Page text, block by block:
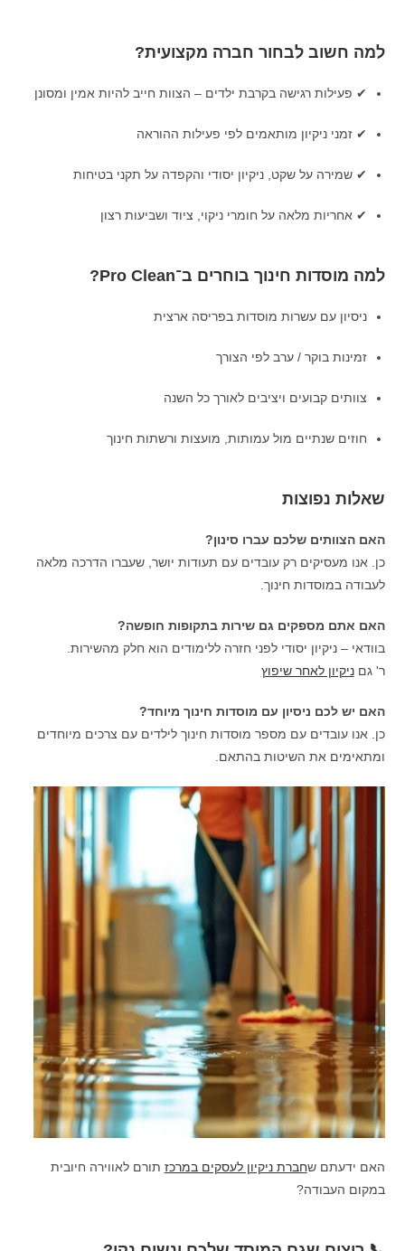
למה חשוב לבחור חברה מקצועית?
✔ פעילות רגישה בקרבת ילדים – הצוות חייב להיות אמין ומסונן
✔ זמני ניקיון מותאמים לפי פעילות ההוראה
✔ שמירה על שקט, ניקיון יסודי והקפדה על תקני בטיחות
✔ אחריות מלאה על חומרי ניקוי, ציוד ושביעות רצון
למה מוסדות חינוך בוחרים ב־Pro Clean?
ניסיון עם עשרות מוסדות בפריסה ארצית
זמינות בוקר / ערב לפי הצורך
צוותים קבועים ויציבים לאורך כל השנה
חוזים שנתיים מול עמותות, מועצות ורשתות חינוך
שאלות נפוצות
האם הצוותים שלכם עברו סינון?
כן. אנו מעסיקים רק עובדים עם תעודות יושר, שעברו הדרכה מלאה
לעבודה במוסדות חינוך.
האם אתם מספקים גם שירות בתקופות חופשה?
בוודאי – ניקיון יסודי לפני חזרה ללימודים הוא חלק מהשירות.
ר' גםניקיון לאחר שיפוץ
האם יש לכם ניסיון עם מוסדות חינוך מיוחד?
כן. אנו עובדים עם מספר מוסדות חינוך לילדים עם צרכים מיוחדים
ומתאימים את השיטות בהתאם.
האם ידעתם שחברת ניקיון לעסקים במרכז תורם לאווירה חיובית
במקום העבודה?